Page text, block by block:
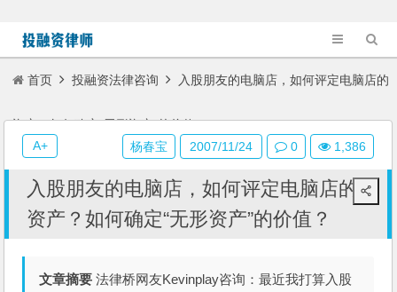
首页 投融资法律咨询 入股朋友的电脑店，如何评定电脑店的
资产？如何确定“无形资产”的价值？
入股朋友的电脑店，如何评定电脑店的
资产？如何确定“无形资产”的价值？
文章摘要 法律桥网友Kevinplay咨询：最近我打算入股
杨春宝 2007/11/24 0 1,386
A+